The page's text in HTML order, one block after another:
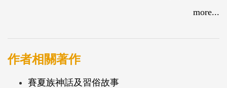
著）、人類學的田野訪談甚至是傳統禁忌之後，以類
觀點的專書，提供傳統學院之外的視野。
more...
作者相關著作
賽夏族神話及習俗故事